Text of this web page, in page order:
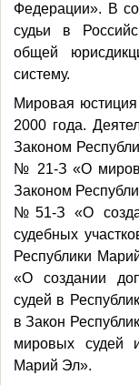
Федерации». В
судьи в
общей
систему.
Мировая
2000 года.
Законом
№ 21-З «О
Законом
№51-З «О
судебных
Республики
«О создании
судей в
в Закон
мировых судей
Марий Эл».